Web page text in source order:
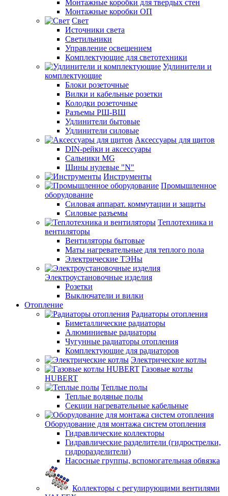
Монтажные коробки для твердых стен
Монтажные коробки ОП
Свет
Источники света
Светильники
Управление освещением
Комплектующие для светотехники
Удлинители и
комплектующие
Блоки розеточные
Вилки и кабельные розетки
Колодки розеточные
Разъемы РШ-ВШ
Удлинители бытовые
Удлинители силовые
Аксессуары для щитов
DIN-рейки и аксессуары
Сальники MG
Шины нулевые "N"
Инструменты
Промышленное
оборудование
Силовая аппарат. коммутации и защиты
Силовые разъемы
Теплотехника и
вентиляторы
Вентиляторы бытовые
Маты нагревательные для теплого пола
Электрические ТЭНы
Электроустановочные изделия
Розетки
Выключатели и вилки
Отопление
Радиаторы отопления
Биметаллические радиаторы
Алюминиевые радиаторы
Чугунные радиаторы отопления
Комплектующие для радиаторов
Электрические котлы
Газовые котлы
HUBERT
Теплые полы
Теплые водяные полы
Секции нагревательные кабельные
Оборудование для монтажа систем отопления
Гидравлические коллекторы
Гидравлические разделители (гидрострелки,
гидроразделители)
Насосные группы, вспомогательная обвязка
Коллекторы с регулирующими вентилями